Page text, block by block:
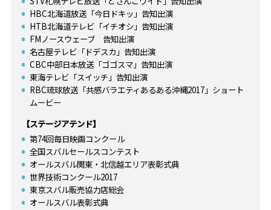
HBC北海道放送「今日ドキッ」告知出演
HTB北海道テレビ「イチオシ」告知出演
FMノースウェーブ 告知出演
名古屋テレビ「ドデスカ」告知出演
CBC中部日本放送「ゴゴスマ」告知出演
東海テレビ「スイッチ」告知出演
RBC琉球放送「共感バラエティあるある沖縄2017」ショート
ムービー
【ステージアテンド】
第74回毎日映画コンクール
全国スバルセールスコンテスト
オールスバル関東・北信越エリア表彰式典
世界技術コンクール2017
東京スバル販売協力店総会
オールスバル表彰式典